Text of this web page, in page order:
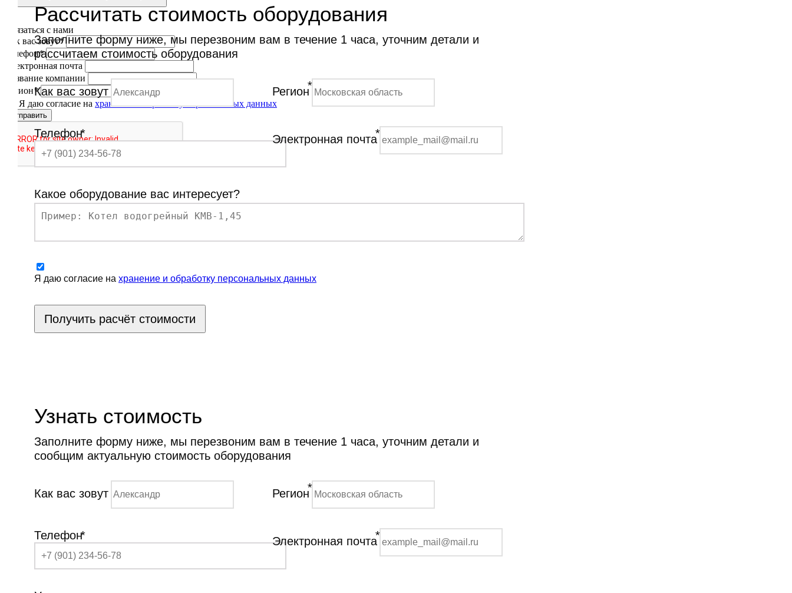
Связаться с нами
Как вас зовут*
Телефон*
Электронная почта
Название компании
Регион*
Я даю согласие на хранение и обработку персональных данных
Отправить
Рассчитать стоимость оборудования
Заполните форму ниже, мы перезвоним вам в течение 1 часа, уточним детали и
рассчитаем стоимость оборудования
Как вас зовут Регион*
Телефон* Электронная почта*
Какое оборудование вас интересует?
Я даю согласие на хранение и обработку персональных данных
Получить расчёт стоимости
Узнать стоимость
Заполните форму ниже, мы перезвоним вам в течение 1 часа, уточним детали и
сообщим актуальную стоимость оборудования
Как вас зовут Регион*
Телефон* Электронная почта*